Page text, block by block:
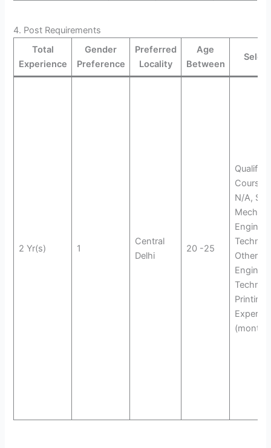
4. Post Requirements
Total
Experience
Gender
Preference
Preferred
Locality
Age
Between
2 Yr(s) 1
Central
Delhi
20 -25
Course,
N/A,
Printing